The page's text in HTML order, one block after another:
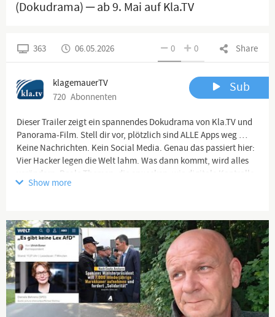
(Dokudrama) ─ ab 9. Mai auf Kla.TV
Share
0 0
363 06.05.2026
klagemauerTV
720 Abonnenten
Sub
Dieser Trailer zeigt ein spannendes Dokudrama von Kla.TV und
Panorama-Film. Stell dir vor, plötzlich sind ALLE Apps weg …
Keine Nachrichten. Kein Social Media. Genau das passiert hier:
Vier Hacker legen die Welt lahm. Was dann kommt, wird alles
verändern. Reale Themen, die erwecken, wie digitale Kontrolle,
Mobilfunkrisiken und WiFi-Sensing. Nicht verpassen! Am 9. Mai
HD-Video & Download:
-https://www.kla.tv/41141
▬▬▬▬ ÜBER DIESEN KANAL ▬▬▬▬
Klagemauer TV - Die anderen Nachrichten ...frei - unabhängig -
unzensiert ...
Show more